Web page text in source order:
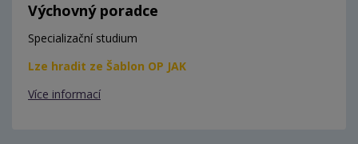
Výchovný poradce
Specializační studium
Lze hradit ze Šablon OP JAK
Více informací